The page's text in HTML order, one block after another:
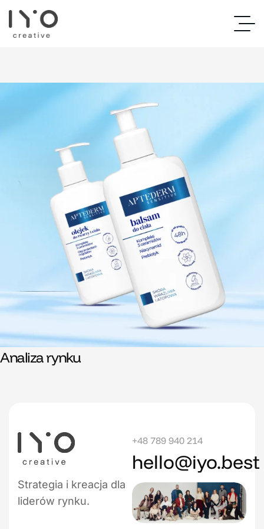
Analiza rynku
Strategia i kreacja dla
liderów rynku.
+48 789 940 214
hello@iyo.best